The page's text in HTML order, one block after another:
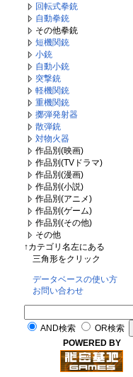
回転式拳銃
自動拳銃
その他拳銃
短機関銃
小銃
自動小銃
突撃銃
軽機関銃
重機関銃
擲弾発射器
散弾銃
対物火器
作品別(映画)
作品別(TVドラマ)
作品別(漫画)
作品別(小説)
作品別(アニメ)
作品別(ゲーム)
作品別(その他)
その他
↑カテゴリ名左にある
三角形をクリック
データベースの使い方
お問い合わせ
AND検索
OR検索
POWERED BY